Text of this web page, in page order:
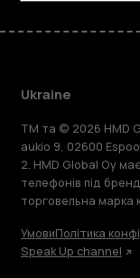
Ukraine
TM та © 2026 HMD
aukio 9, 02600
2. HMD Global Oy
телефонів під
торговельна марка
УмовиПолітика
Speak Up channel